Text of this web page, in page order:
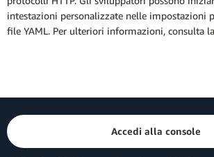
intestazioni personalizzate nelle impostazioni
file YAML. Per ulteriori informazioni, consulta la
Accedi alla console